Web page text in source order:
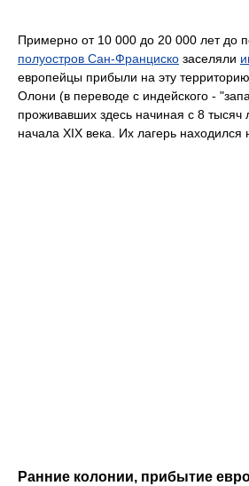
Примерно от 10 000 до 20 000 лет до
полуостров Сан-Франциско заселяли
европейцы прибыли на эту
Олони (в переводе с индейского -
проживавших здесь начиная с 8
начала XIX века. Их лагерь
Ранние колонии, прибытие